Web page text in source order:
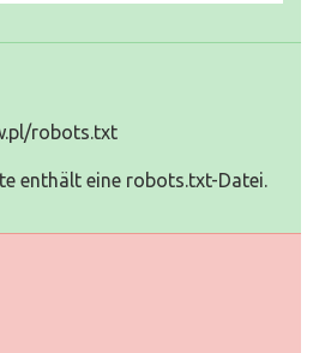
robots.txt
enthält eine robots.txt-Datei.